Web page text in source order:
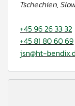
Tschechien,
+45 96 26 33 32
+45 81 80 60 69
jsn@ht-